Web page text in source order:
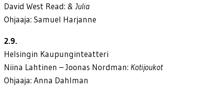
David West Read: & Julia
Ohjaaja: Samuel Harjanne
2.9.
Helsingin Kaupunginteatteri
Niina Lahtinen – Joonas Nordman: Kotijoukot
Ohjaaja: Anna Dahlman